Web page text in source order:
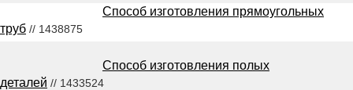
Способ изготовления прямоугольных
труб // 1438875
Способ изготовления полых
деталей // 1433524